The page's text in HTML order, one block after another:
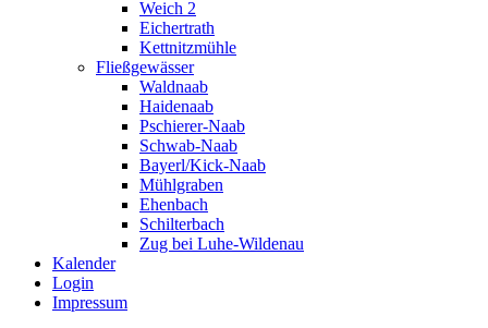
Weich 2
Eichertrath
Kettnitzmühle
Fließgewässer
Waldnaab
Haidenaab
Pschierer-Naab
Schwab-Naab
Bayerl/Kick-Naab
Mühlgraben
Ehenbach
Schilterbach
Zug bei Luhe-Wildenau
Kalender
Login
Impressum